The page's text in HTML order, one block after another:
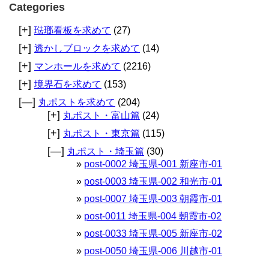
Categories
[+] 琺瑯看板を求めて (27)
[+] 透かしブロックを求めて (14)
[+] マンホールを求めて (2216)
[+] 境界石を求めて (153)
[—] 丸ポストを求めて (204)
[+] 丸ポスト・富山篇 (24)
[+] 丸ポスト・東京篇 (115)
[—] 丸ポスト・埼玉篇 (30)
post-0002 埼玉県-001 新座市-01
post-0003 埼玉県-002 和光市-01
post-0007 埼玉県-003 朝霞市-01
post-0011 埼玉県-004 朝霞市-02
post-0033 埼玉県-005 新座市-02
post-0050 埼玉県-006 川越市-01